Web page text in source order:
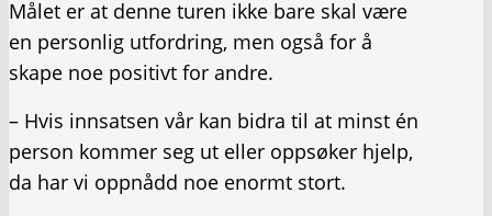
Målet er at denne turen ikke bare skal være
en personlig utfordring, men også for å
skape noe positivt for andre.
– Hvis innsatsen vår kan bidra til at minst én
person kommer seg ut eller oppsøker hjelp,
da har vi oppnådd noe enormt stort.